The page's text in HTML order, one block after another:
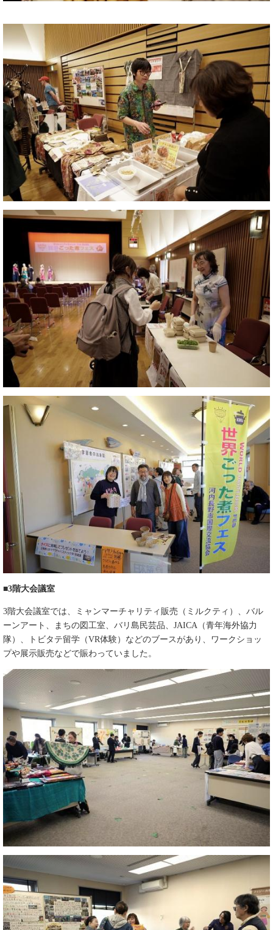
■3階大会議室
3階大会議室では、ミャンマーチャリティ販売（ミルクティ）、バル
ーンアート、まちの図工室、バリ島民芸品、JAICA（青年海外協力
隊）、トビタテ留学（VR体験）などのブースがあり、ワークショッ
プや展示販売などで賑わっていました。